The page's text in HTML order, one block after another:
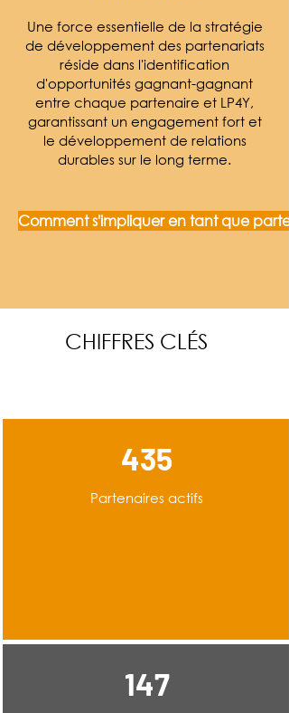
Une force essentielle de la stratégie
de développement des partenariats
réside dans l'identification
d'opportunités gagnant-gagnant
entre chaque partenaire et LP4Y,
garantissant un engagement fort et
le développement de relations
durables sur le long terme.
Comment s'impliquer en tant que
CHIFFRES CLÉS
435
Partenaires actifs
147